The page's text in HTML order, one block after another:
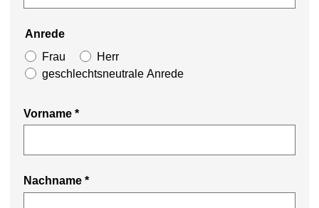
Anrede
Frau
Herr
geschlechtsneutrale Anrede
Vorname *
Nachname *